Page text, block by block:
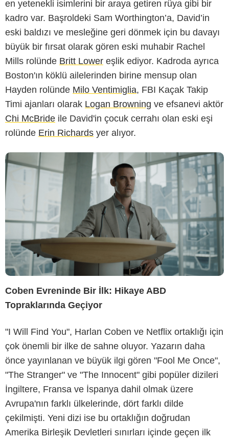
en yetenekli isimlerini bir araya getiren rüya gibi bir
kadro var. Başroldeki Sam Worthington’a, David’in
eski baldızı ve mesleğine geri dönmek için bu davayı
büyük bir fırsat olarak gören eski muhabir Rachel
Mills rolünde Britt Lower eşlik ediyor. Kadroda ayrıca
Boston'ın köklü ailelerinden birine mensup olan
Hayden rolünde Milo Ventimiglia, FBI Kaçak Takip
Timi ajanları olarak Logan Browning ve efsanevi aktör
Chi McBride ile David'in çocuk cerrahı olan eski eşi
rolünde Erin Richards yer alıyor.
Netflix
Coben Evreninde Bir İlk: Hikaye ABD
Topraklarında Geçiyor
"I Will Find You", Harlan Coben ve Netflix ortaklığı için
çok önemli bir ilke de sahne oluyor. Yazarın daha
önce yayınlanan ve büyük ilgi gören "Fool Me Once",
"The Stranger" ve "The Innocent" gibi popüler dizileri
İngiltere, Fransa ve İspanya dahil olmak üzere
Avrupa'nın farklı ülkelerinde, dört farklı dilde
çekilmişti. Yeni dizi ise bu ortaklığın doğrudan
Amerika Birleşik Devletleri sınırları içinde geçen ilk